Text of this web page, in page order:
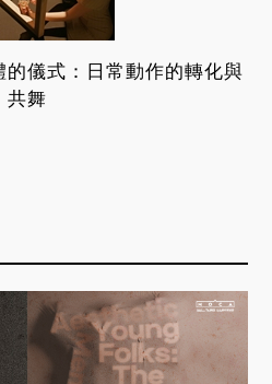
的儀式：日常動作的轉化與
共舞